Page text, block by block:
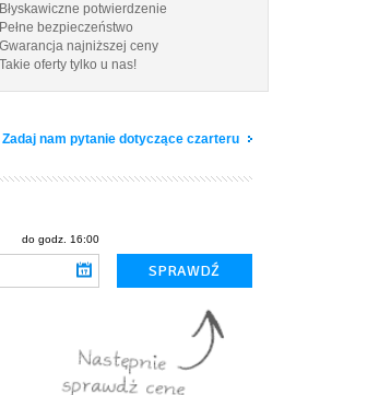
Błyskawiczne potwierdzenie
Pełne bezpieczeństwo
Gwarancja najniższej ceny
Takie oferty tylko u nas!
Zadaj nam pytanie dotyczące czarteru
do godz. 16:00